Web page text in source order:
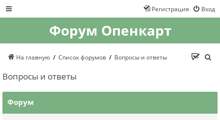
Вход
Регистрация
Форум Опенкарт
На главную Список форумов Вопросы и ответы
Вопросы и ответы
Форум